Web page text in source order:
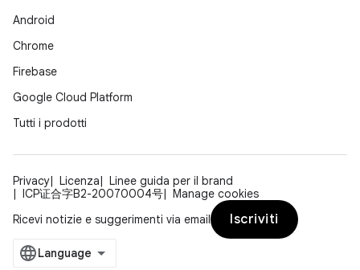
Android
Chrome
Firebase
Google Cloud Platform
Tutti i prodotti
Privacy Licenza
Linee guida per il brand
ICP证合字B2-20070004号
Manage cookies
Ricevi notizie e suggerimenti via email
Iscriviti